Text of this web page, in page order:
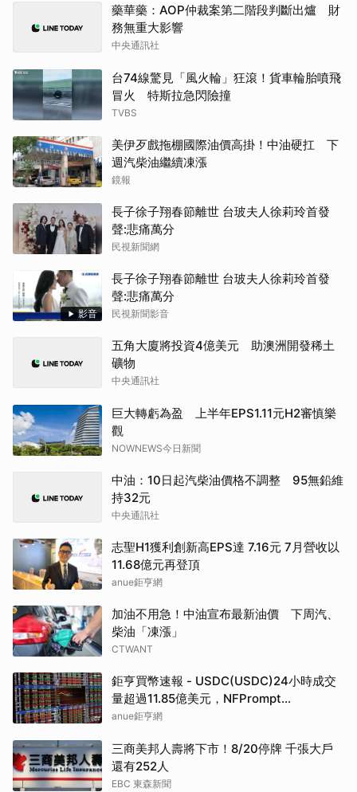
藥華藥：AOP仲裁案第二階段判斷出爐 財
務無重大影響
中央通訊社
台74線驚見「風火輪」狂滾！貨車輪胎噴飛
冒火 特斯拉急閃險撞
TVBS
美伊歹戲拖棚國際油價高掛！中油硬扛 下
週汽柴油繼續凍漲
鏡報
長子徐子翔春節離世 台玻夫人徐莉玲首發
聲:悲痛萬分
民視新聞網
影音
長子徐子翔春節離世 台玻夫人徐莉玲首發
聲:悲痛萬分
民視新聞影音
五角大廈將投資4億美元 助澳洲開發稀土
礦物
中央通訊社
巨大轉虧為盈 上半年EPS1.11元H2審慎樂
觀
NOWNEWS今日新聞
中油：10日起汽柴油價格不調整 95無鉛維
持32元
中央通訊社
志聖H1獲利創新高EPS達 7.16元 7月營收以
11.68億元再登頂
anue鉅亨網
加油不用急！中油宣布最新油價 下周汽、
柴油「凍漲」
CTWANT
鉅亨買幣速報 - USDC(USDC)24小時成交
量超過11.85億美元，NFPrompt
Token(NFP)24小時漲幅達66.2%
anue鉅亨網
三商美邦人壽將下市！8/20停牌 千張大戶
還有252人
EBC 東森新聞